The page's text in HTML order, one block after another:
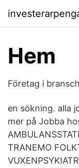
Hem
Företag i
en sökning. alla
mer på Jobba
TRANEMO